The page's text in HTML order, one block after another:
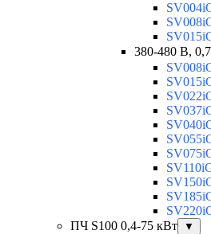
380-480 В,
ПЧ S100 0,4-75 кВт
▼